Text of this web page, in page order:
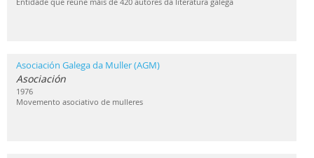
Asociación Galega da Muller (AGM)
Asociación
1976
Movemento asociativo de mulleres